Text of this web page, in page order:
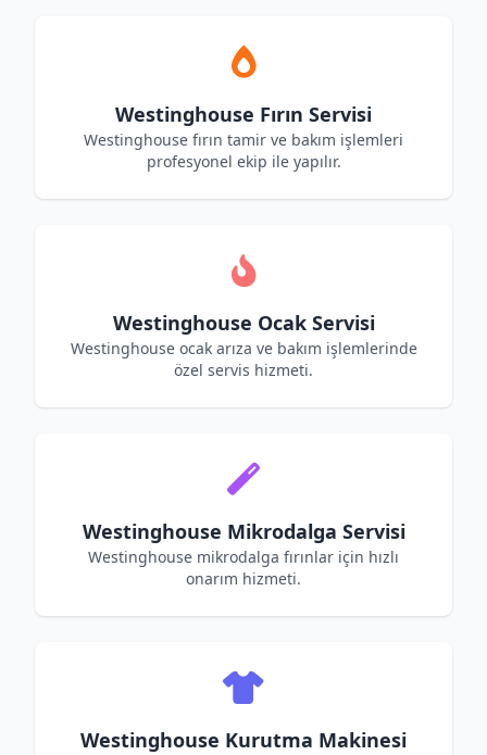
Westinghouse Fırın Servisi
Westinghouse fırın tamir ve bakım işlemleri
profesyonel ekip ile yapılır.
Westinghouse Ocak Servisi
Westinghouse ocak arıza ve bakım işlemlerinde
özel servis hizmeti.
Westinghouse Mikrodalga Servisi
Westinghouse mikrodalga fırınlar için hızlı
onarım hizmeti.
Westinghouse Kurutma Makinesi